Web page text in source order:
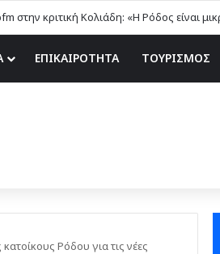
ΕΠΙΚΑΙΡΟΤΗΤΑ ΤΟΥΡΙΣΜΟΣ
Ρόδου για τις νέες